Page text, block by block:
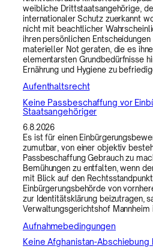
weibliche Drittstaatsangehörige,
internationaler Schutz zuerkannt
nicht mit beachtlicher
ihren persönlichen
materieller Not geraten, die es
elementarsten Grundbedürfnisse
Ernährung und Hygiene zu
Aufenthaltsrecht
Keine Passbeschaffung vor
Staatsangehöriger
6.8.2026
Es ist für einen
zumutbar, von einer objektiv
Passbeschaffung Gebrauch zu
Bemühungen zu entfalten, wenn
mit Blick auf den
Einbürgerungsbehörde von
zur Identitätsklärung beizutragen,
Verwaltungsgerichtshof Mannheim
Aufnahmebedingungen
Keine Afghanistan-Abschiebung